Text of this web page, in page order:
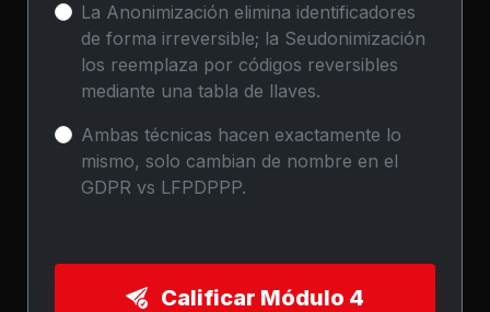
La Anonimización elimina identificadores
de forma irreversible; la Seudonimización
los reemplaza por códigos reversibles
mediante una tabla de llaves.
Ambas técnicas hacen exactamente lo
mismo, solo cambian de nombre en el
GDPR vs LFPDPPP.
Calificar Módulo 4